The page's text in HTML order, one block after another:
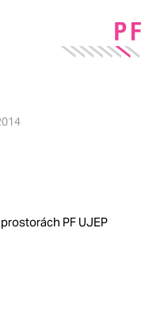
PF UJEP